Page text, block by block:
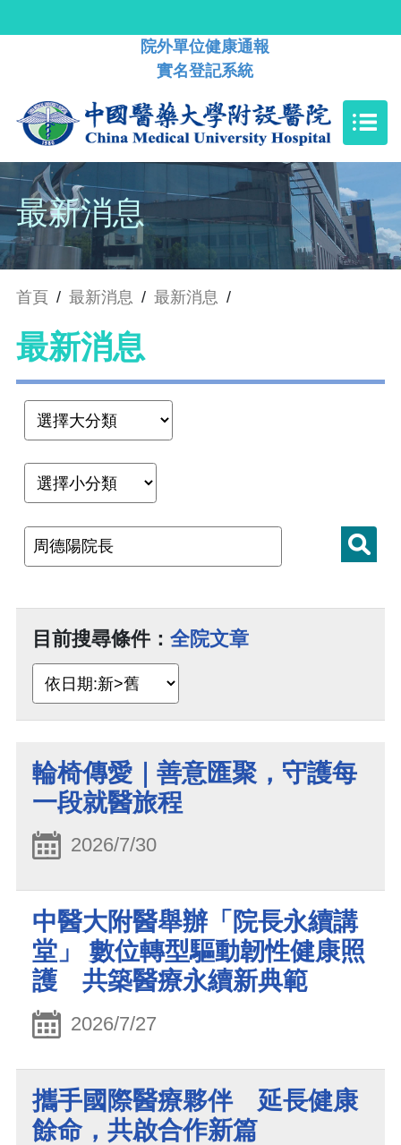
院外單位健康通報
實名登記系統
最新消息
首頁 / 最新消息 / 最新消息 /
最新消息
目前搜尋條件： 全院文章
輪椅傳愛｜善意匯聚，守護每
一段就醫旅程
2026/7/30
中醫大附醫舉辦「院長永續講
堂」 數位轉型驅動韌性健康照
護 共築醫療永續新典範
2026/7/27
攜手國際醫療夥伴 延長健康
餘命，共啟合作新篇